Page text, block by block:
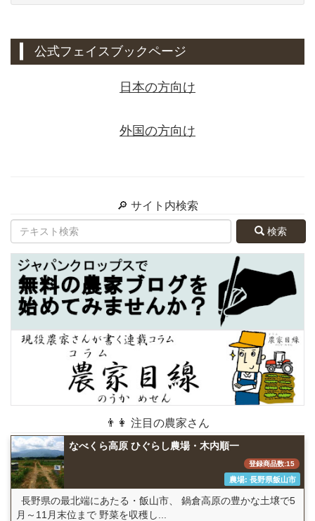
公式フェイスブックページ
日本の方向け
外国の方向け
🔎 サイト内検索
検索
👨👩 注目の農家さん
なべくら高原 ひぐらし農場・木内順一
登録商品数:15
農場: 長野県飯山市
長野県の最北端にあたる・飯山市、 鍋倉高原の豊かな土壌で5
月～11月末位まで 野菜を収穫し...